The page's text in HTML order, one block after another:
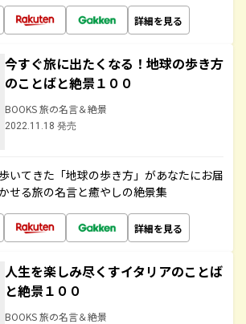
詳細を見る
今すぐ旅に出たくなる！地球の歩き方
のことばと絶景１００
BOOKS 旅の名言＆絶景
2022.11.18 発売
いてきた「地球の歩き方」があなたにお届
せる旅の名言と癒やしの絶景集
詳細を見る
人生を楽しみ尽くすイタリアのことば
と絶景１００
BOOKS 旅の名言＆絶景